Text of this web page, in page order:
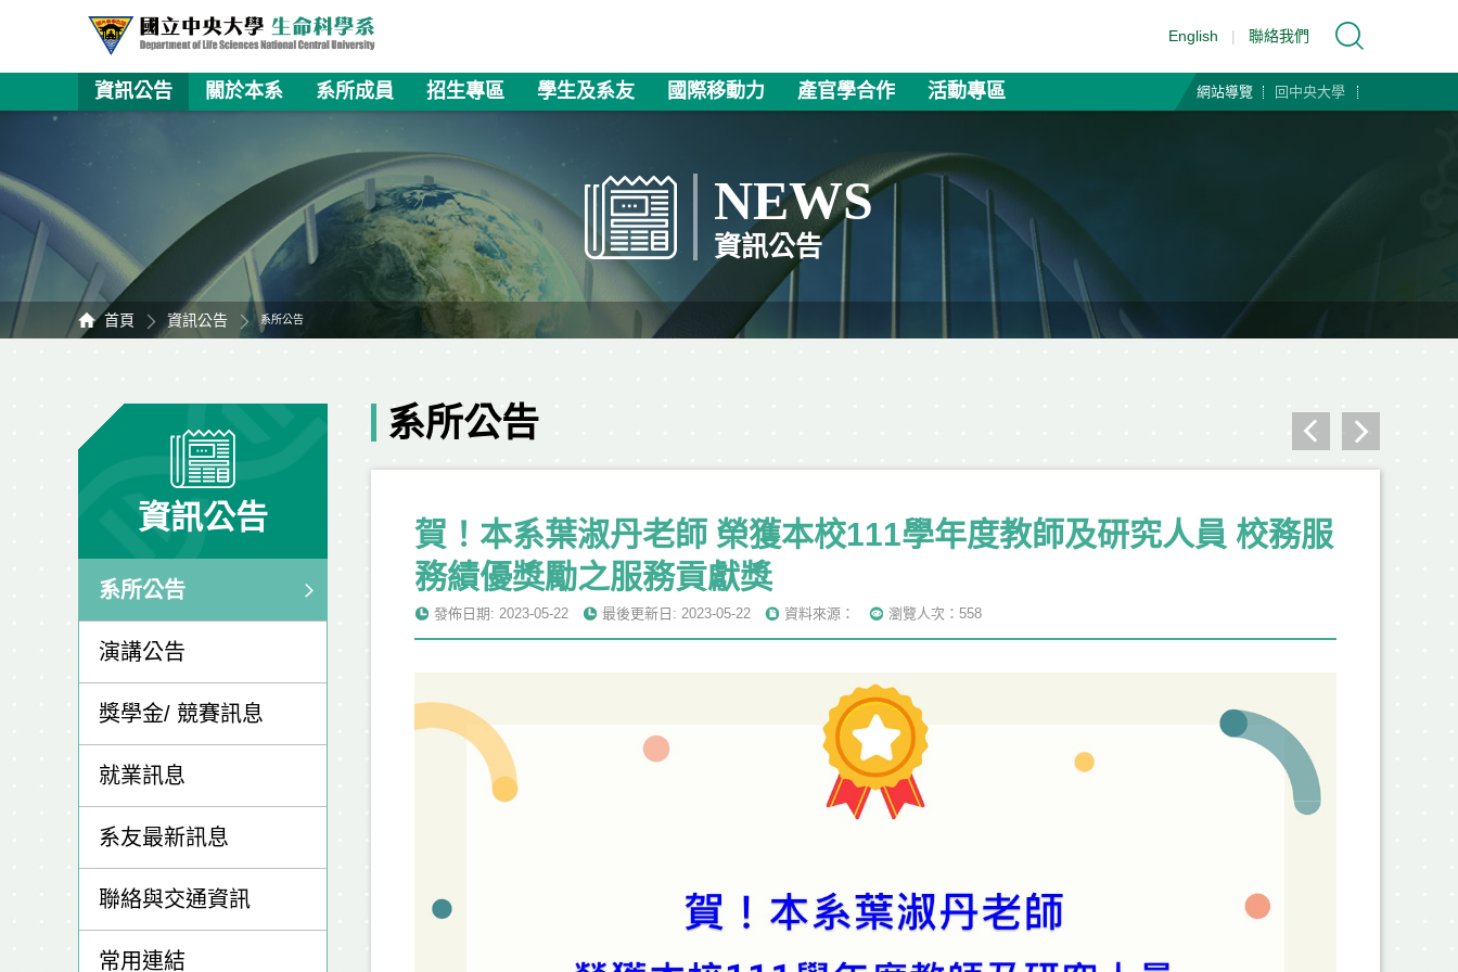
English | 聯絡我們
資訊公告 關於本系 系所成員 招生專區 學生及系友 國際移動力 產官學合作 活動專區 網站導覽 回中央大學
NEWS
資訊公告
首頁 資訊公告 系所公告
資訊公告
系所公告
演講公告
獎學金/ 競賽訊息
就業訊息
系友最新訊息
聯絡與交通資訊
常用連結
系所公告
賀！本系葉淑丹老師 榮獲本校111學年度教師及研究人員 校務服
務績優獎勵之服務貢獻獎
發佈日期: 2023-05-22 最後更新日: 2023-05-22 資料來源： 瀏覽人次：558